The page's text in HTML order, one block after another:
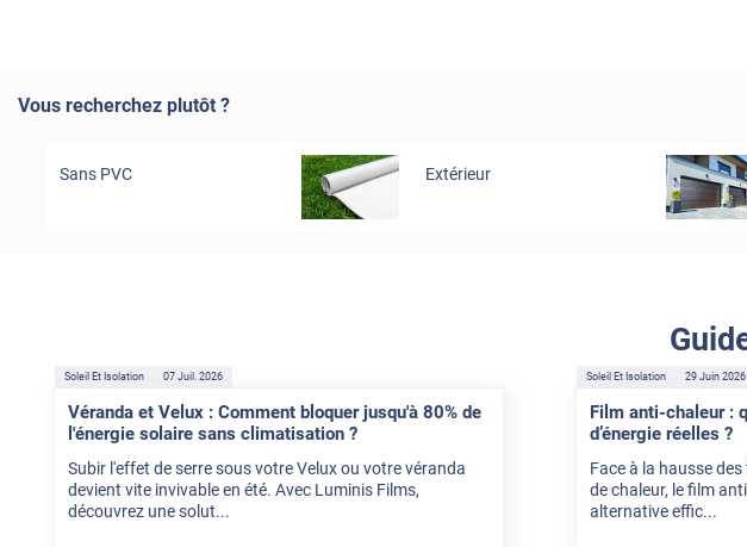
Vous recherchez plutôt ?
Sans PVC Extérieur
Soleil Et Isolation 07 Juil. 2026
Véranda et Velux : Comment bloquer jusqu'à 80% de
l'énergie solaire sans climatisation ?
Subir l'effet de serre sous votre Velux ou votre véranda
devient vite invivable en été. Avec Luminis Films,
découvrez une solut...
Soleil Et Isolation 29 Juin 2026
Film anti-chaleur :
d’énergie réelles ?
Face à la hausse
de chaleur, le film
alternative effic...